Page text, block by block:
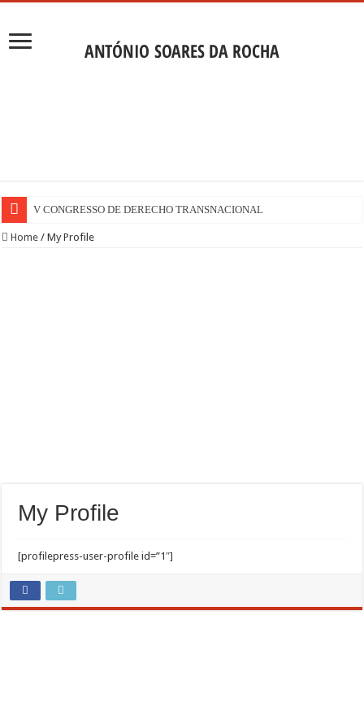
V CONGRESSO DE DERECHO TRANSNACIONAL
Home / My Profile
My Profile
[profilepress-user-profile id=”1″]